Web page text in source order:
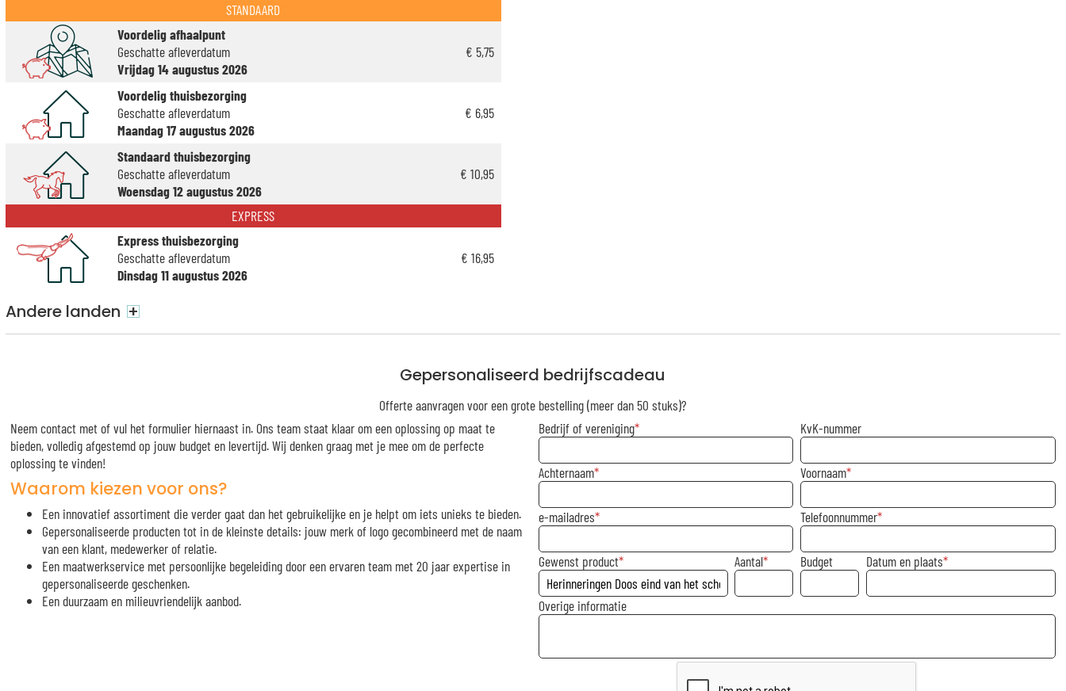
STANDAARD
Voordelig afhaalpunt
Geschatte afleverdatum
Vrijdag 14 augustus 2026
€ 5,75
Voordelig thuisbezorging
Geschatte afleverdatum
Maandag 17 augustus 2026
€ 6,95
Standaard thuisbezorging
Geschatte afleverdatum
Woensdag 12 augustus 2026
€ 10,95
EXPRESS
Express thuisbezorging
Geschatte afleverdatum
Dinsdag 11 augustus 2026
€ 16,95
Andere landen +
Gepersonaliseerd bedrijfscadeau
Offerte aanvragen voor een grote bestelling (meer dan 50 stuks)?
Neem contact met of vul het formulier hiernaast in. Ons team staat klaar om een oplossing op maat te
bieden, volledig afgestemd op jouw budget en levertijd. Wij denken graag met je mee om de perfecte
oplossing te vinden!
Waarom kiezen voor ons?
Een innovatief assortiment die verder gaat dan het gebruikelijke en je helpt om iets unieks te bieden.
Gepersonaliseerde producten tot in de kleinste details: jouw merk of logo gecombineerd met de naam
van een klant, medewerker of relatie.
Een maatwerkservice met persoonlijke begeleiding door een ervaren team met 20 jaar expertise in
gepersonaliseerde geschenken.
Een duurzaam en milieuvriendelijk aanbod.
Bedrijf of vereniging KvK-nummer
Achternaam Voornaam
e-mailadres Telefoonnummer
Gewenst product Aantal Budget Datum en plaats
Overige informatie